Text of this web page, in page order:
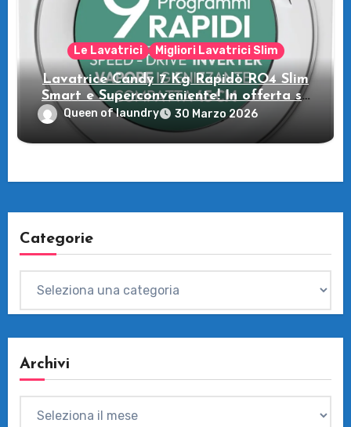
Le Lavatrici Migliori Lavatrici Slim
Lavatrice Candy 7 Kg Rapidò RO4 Slim
Smart e Superconveniente! In offerta su
Amazon
Queen of laundry 30 Marzo 2026
Categorie
Archivi